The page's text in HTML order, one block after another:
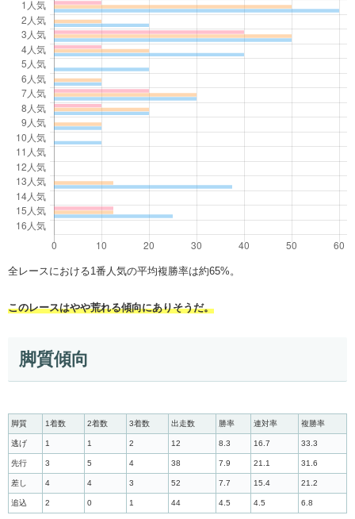
全レースにおける1番人気の平均複勝率は約65%。
このレースはやや荒れる傾向にありそうだ。
脚質傾向
脚質 1着数 2着数 3着数 出走数 勝率 連対率 複勝率
逃げ 1 1 2 12 8.3 16.7 33.3
先行 3 5 4 38 7.9 21.1 31.6
差し 4 4 3 52 7.7 15.4 21.2
追込 2 0 1 44 4.5 4.5 6.8